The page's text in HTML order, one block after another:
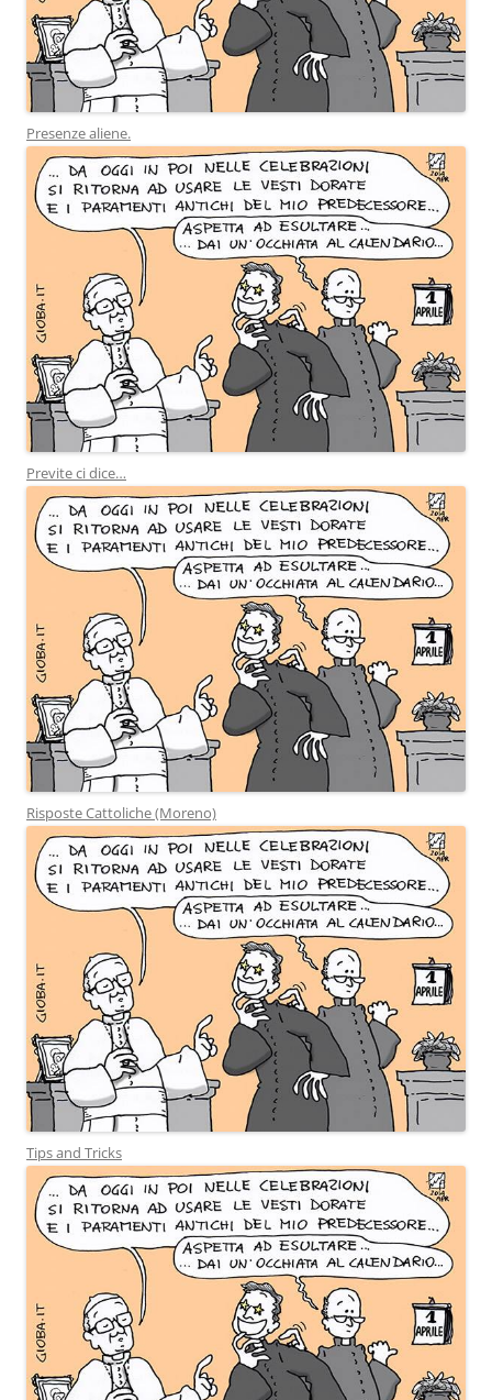
Presenze aliene.
Previte ci dice…
Risposte Cattoliche (Moreno)
Tips and Tricks